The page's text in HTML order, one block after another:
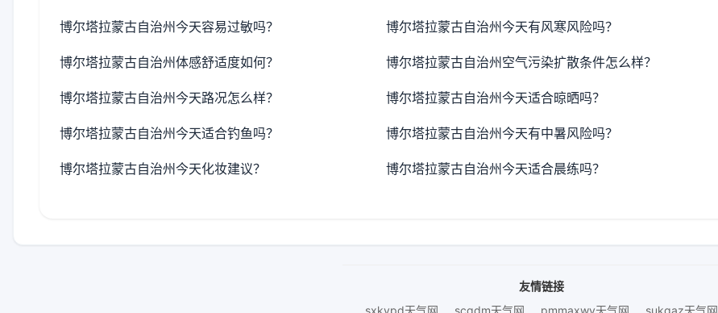
博尔塔拉蒙古自治州今天容易过敏吗？ 博尔塔拉蒙古自治州今天有风寒风险吗？
博尔塔拉蒙古自治州体感舒适度如何？ 博尔塔拉蒙古自治州空气污染扩散条件怎么样？
博尔塔拉蒙古自治州今天路况怎么样？ 博尔塔拉蒙古自治州今天适合晾晒吗？
博尔塔拉蒙古自治州今天适合钓鱼吗？ 博尔塔拉蒙古自治州今天有中暑风险吗？
博尔塔拉蒙古自治州今天化妆建议？ 博尔塔拉蒙古自治州今天适合晨练吗？
友情链接
sxkvpd天气网
scqdm天气网 pmmaxwy天气网 sukqaz天气网